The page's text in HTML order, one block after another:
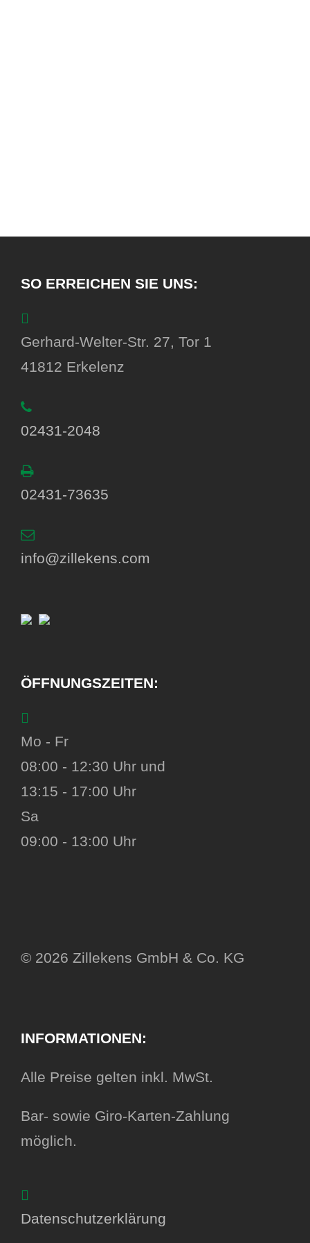
SO ERREICHEN SIE UNS:
Gerhard-Welter-Str. 27, Tor 1
41812 Erkelenz
02431-2048
02431-73635
info@zillekens.com
ÖFFNUNGSZEITEN:
Mo - Fr
08:00 - 12:30 Uhr und
13:15 - 17:00 Uhr
Sa
09:00 - 13:00 Uhr
© 2026 Zillekens GmbH & Co. KG
INFORMATIONEN:
Alle Preise gelten inkl. MwSt.
Bar- sowie Giro-Karten-Zahlung
möglich.
Datenschutzerklärung